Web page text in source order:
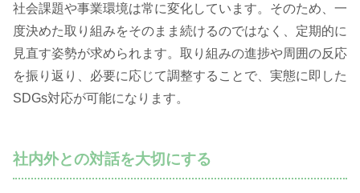
社会課題や事業環境は常に変化しています。そのため、一
度決めた取り組みをそのまま続けるのではなく、定期的に
見直す姿勢が求められます。取り組みの進捗や周囲の反応
を振り返り、必要に応じて調整することで、実態に即した
SDGs対応が可能になります。
社内外との対話を大切にする